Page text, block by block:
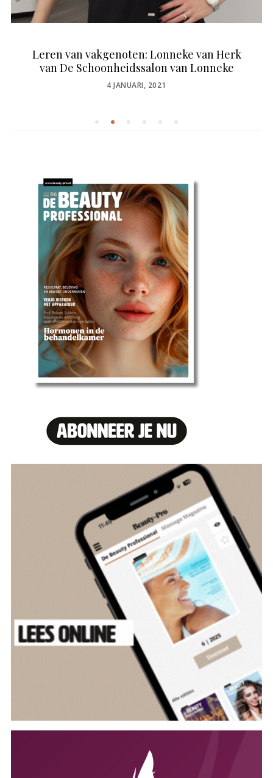
Leren van vakgenoten: Lonneke van Herk
van De Schoonheidssalon van Lonneke
POSTED
4 JANUARI, 2021